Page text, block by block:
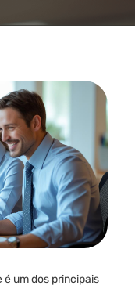
é um dos principais